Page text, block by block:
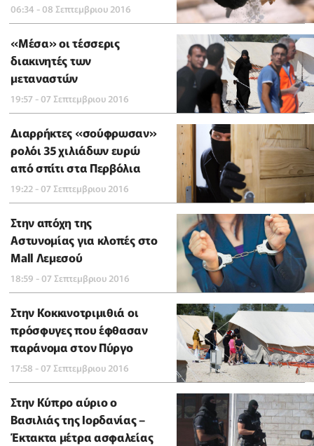
06:34 - 08 Σεπτεμβριου 2016
«Μέσα» οι τέσσερις
διακινητές των
μεταναστών
19:57 - 07 Σεπτεμβριου 2016
Διαρρήκτες «σούφρωσαν»
ρολόι 35 χιλιάδων ευρώ
από σπίτι στα Περβόλια
19:22 - 07 Σεπτεμβριου 2016
Στην απόχη της
Αστυνομίας για κλοπές στο
Mall Λεμεσού
18:59 - 07 Σεπτεμβριου 2016
Στην Κοκκινοτριμιθιά οι
πρόσφυγες που έφθασαν
παράνομα στον Πύργο
17:58 - 07 Σεπτεμβριου 2016
Στην Κύπρο αύριο ο
Βασιλιάς της Ιορδανίας –
Έκτακτα μέτρα ασφαλείας